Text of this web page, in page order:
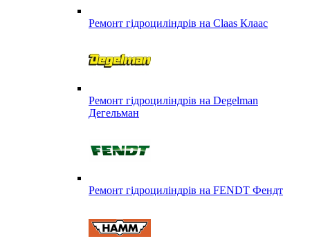
Ремонт гідроциліндрів на Claas Клаас
Ремонт гідроциліндрів на Degelman
Дегельман
Ремонт гідроциліндрів на FENDT Фендт